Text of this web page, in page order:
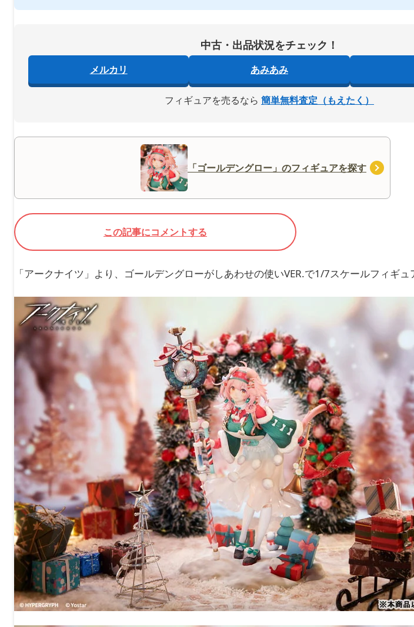
中古・出品状況をチェック！
メルカリ あみあみ
フィギュアを売るなら 簡単無料査定（もえたく）
「ゴールデングロー」のフィギュアを探す
この記事にコメントする
「アークナイツ」より、ゴールデングローがしあわせの使いVER.で1/7スケールフィギュ